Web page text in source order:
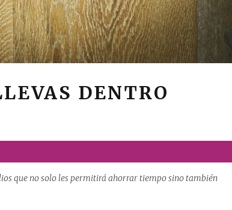
DENTRO
que no solo les permitirá ahorrar tiempo sino también